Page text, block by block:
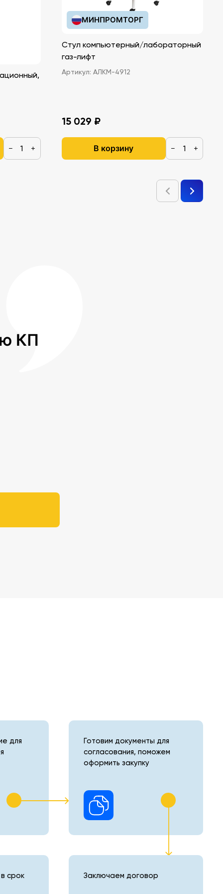
− +
МИНПРОМТОРГ
Стул компьютерный/лабораторный
газ-лифт
Артикул: АЛКМ-4912
15 029 ₽
В корзину − +
КП
для
Готовим документы для
согласования, поможем
оформить закупку
срок Заключаем договор